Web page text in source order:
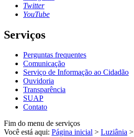
Twitter
YouTube
Serviços
Perguntas frequentes
Comunicação
Serviço de Informação ao Cidadão
Ouvidoria
Transparência
SUAP
Contato
Fim do menu de serviços
Você está aqui: Página inicial > Luziânia >